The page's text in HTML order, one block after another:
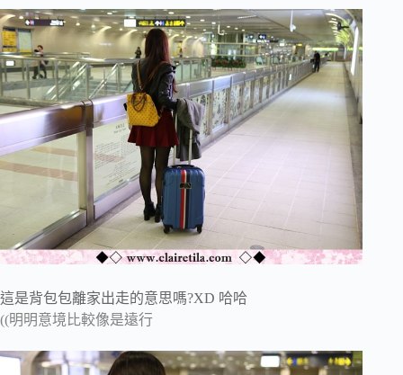
這是背包包離家出走的意思嗎?XD 哈哈
((明明意境比較像是遠行